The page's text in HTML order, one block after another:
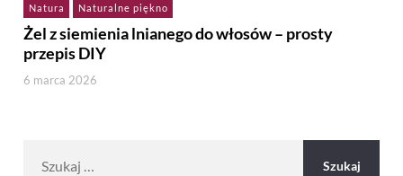
Natura Naturalne piękno
Żel z siemienia lnianego do włosów – prosty
przepis DIY
6 marca 2026